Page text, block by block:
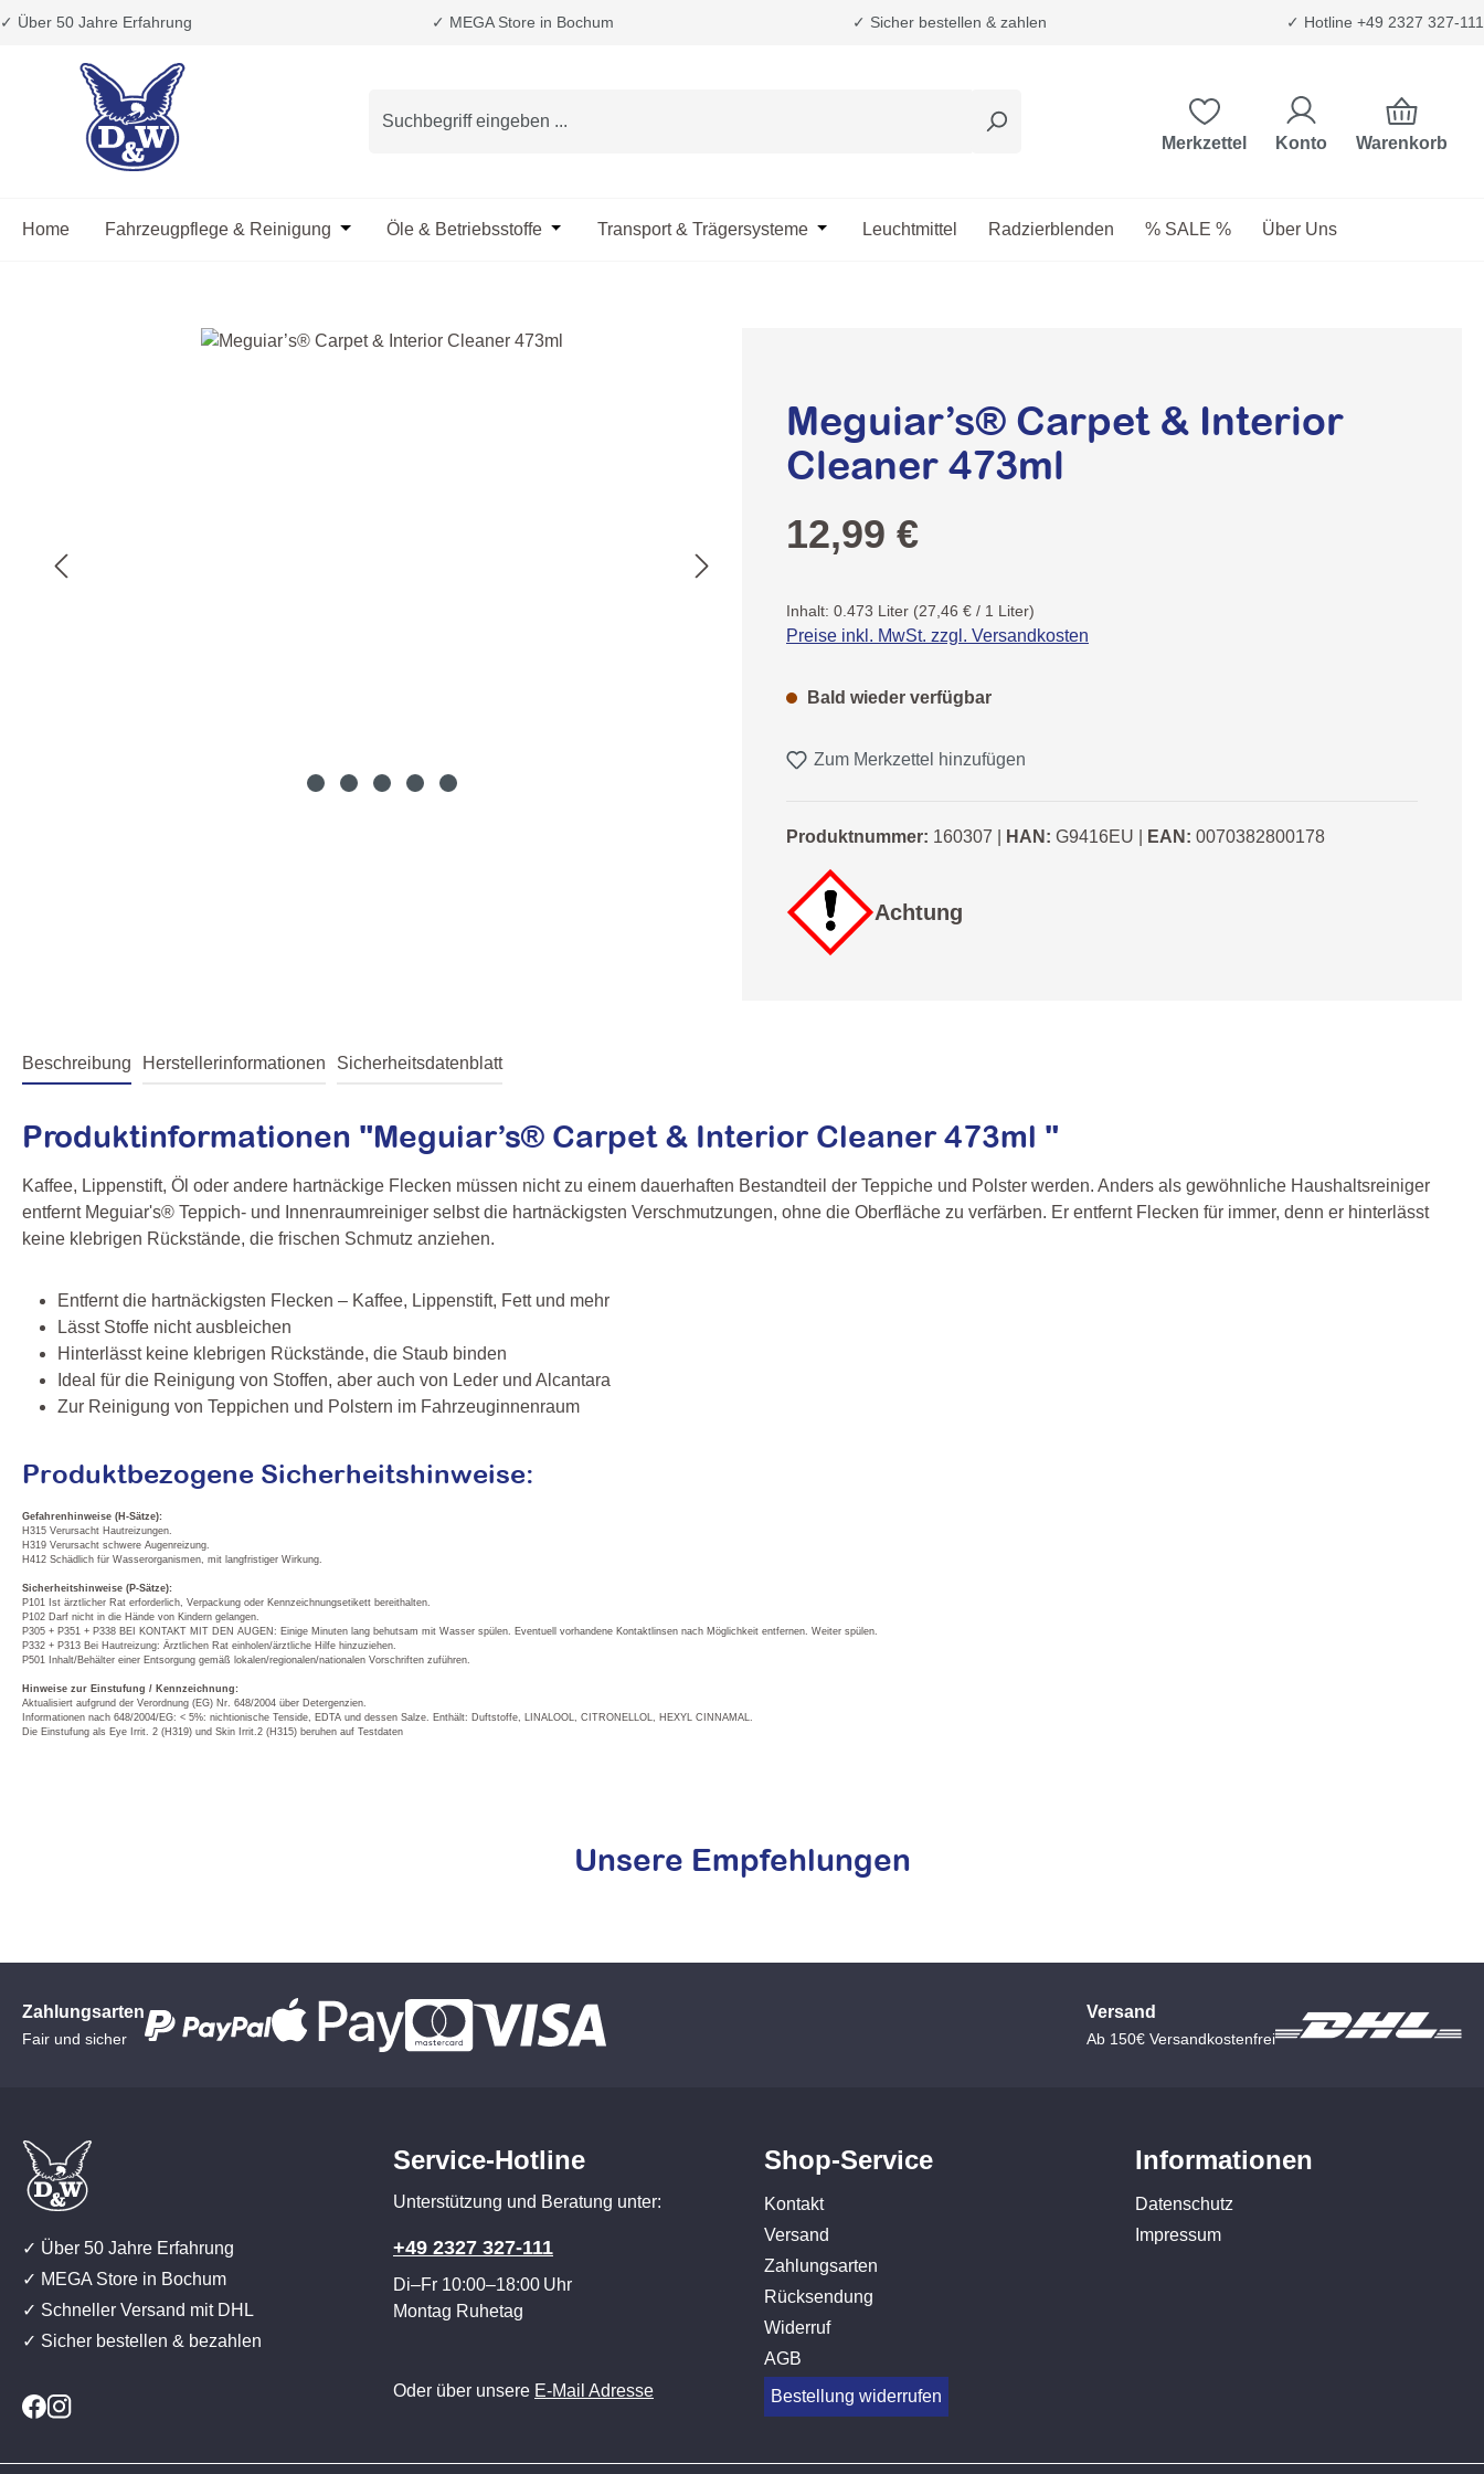
Hauptinhalt springen
Zur Suche springen
Zur Hauptnavigation springen
✓ Über 50 Jahre Erfahrung ✓ MEGA Store in Bochum ✓ Sicher bestellen & zahlen ✓ Hotline +49 2327 327-111
Merkzettel Konto Warenkorb
Home Fahrzeugpflege & Reinigung Öffne oder Schließe das Dropdown der Kategorie Fahrzeugpflege & Reinigung
Öle & Betriebsstoffe Öffne oder Schließe das Dropdown der Kategorie Öle & Betriebsstoffe
Transport & Trägersysteme Öffne oder Schließe das Dropdown der Kategorie Transport & Trägersysteme
Leuchtmittel Radzierblenden % SALE % Über Uns
Bildergalerie überspringen
Meguiar’s® Carpet & Interior
Cleaner 473ml
Regulärer Preis:
12,99 €
Inhalt: 0.473 Liter (27,46 € / 1 Liter)
Preise inkl. MwSt. zzgl. Versandkosten
Bald wieder verfügbar
Zum Merkzettel hinzufügen
Produktnummer: 160307 HAN: G9416EU EAN: 0070382800178
Achtung
Beschreibung Herstellerinformationen Sicherheitsdatenblatt
Produktinformationen "Meguiar’s® Carpet & Interior Cleaner 473ml "
Kaffee, Lippenstift, Öl oder andere hartnäckige Flecken müssen nicht zu einem dauerhaften Bestandteil der Teppiche und Polster werden. Anders als gewöhnliche Haushaltsreiniger
entfernt Meguiar's® Teppich- und Innenraumreiniger selbst die hartnäckigsten Verschmutzungen, ohne die Oberfläche zu verfärben. Er entfernt Flecken für immer, denn er hinterlässt
keine klebrigen Rückstände, die frischen Schmutz anziehen.
Entfernt die hartnäckigsten Flecken – Kaffee, Lippenstift, Fett und mehr
Lässt Stoffe nicht ausbleichen
Hinterlässt keine klebrigen Rückstände, die Staub binden
Ideal für die Reinigung von Stoffen, aber auch von Leder und Alcantara
Zur Reinigung von Teppichen und Polstern im Fahrzeuginnenraum
Produktbezogene Sicherheitshinweise:
Gefahrenhinweise (H-Sätze):
H315 Verursacht Hautreizungen.
H319 Verursacht schwere Augenreizung.
H412 Schädlich für Wasserorganismen, mit langfristiger Wirkung.
Sicherheitshinweise (P-Sätze):
P101 Ist ärztlicher Rat erforderlich, Verpackung oder Kennzeichnungsetikett bereithalten.
P102 Darf nicht in die Hände von Kindern gelangen.
P305 + P351 + P338 BEI KONTAKT MIT DEN AUGEN: Einige Minuten lang behutsam mit Wasser spülen. Eventuell vorhandene Kontaktlinsen nach Möglichkeit entfernen. Weiter spülen.
P332 + P313 Bei Hautreizung: Ärztlichen Rat einholen/ärztliche Hilfe hinzuziehen.
P501 Inhalt/Behälter einer Entsorgung gemäß lokalen/regionalen/nationalen Vorschriften zuführen.
Hinweise zur Einstufung / Kennzeichnung:
Aktualisiert aufgrund der Verordnung (EG) Nr. 648/2004 über Detergenzien.
Informationen nach 648/2004/EG: < 5%: nichtionische Tenside, EDTA und dessen Salze. Enthält: Duftstoffe, LINALOOL, CITRONELLOL, HEXYL CINNAMAL.
Die Einstufung als Eye Irrit. 2 (H319) und Skin Irrit.2 (H315) beruhen auf Testdaten
Unsere Empfehlungen
Zahlungsarten
Fair und sicher
Versand
Ab 150€ Versandkostenfrei
✓ Über 50 Jahre Erfahrung
✓ MEGA Store in Bochum
✓ Schneller Versand mit DHL
✓ Sicher bestellen & bezahlen
Service-Hotline
Unterstützung und Beratung unter:
+49 2327 327-111
Di–Fr 10:00–18:00 Uhr
Montag Ruhetag
Oder über unsere E-Mail Adresse
Shop-Service
Kontakt
Versand
Zahlungsarten
Rücksendung
Widerruf
AGB
Bestellung widerrufen
Informationen
Datenschutz
Impressum